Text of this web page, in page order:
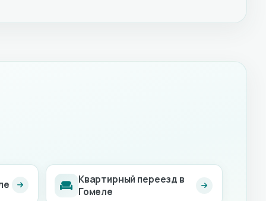
Квартирный переезд в
Гомеле